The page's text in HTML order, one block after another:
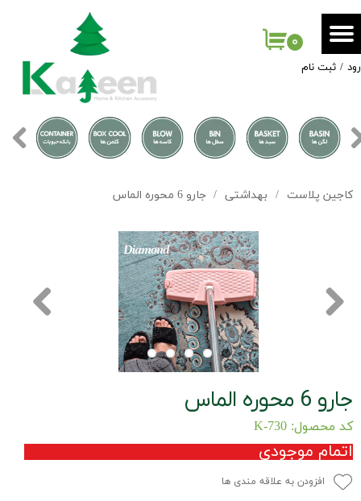
/ ثبت نام
حساب کاربری من
تغییر گذر واژه
خروج از حساب کاربری
۰
کاجین پلاست بهداشتی جارو 6 محوره الماس
جارو 6 محوره الماس
کد محصول: K-730
اتمام موجودی
افزودن به علاقه مندی ها